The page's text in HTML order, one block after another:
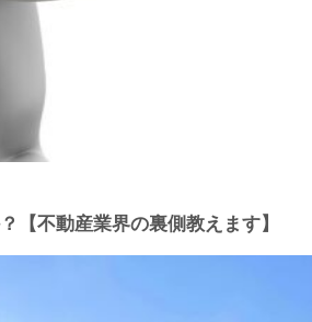
【不動産業界の裏側教えます】